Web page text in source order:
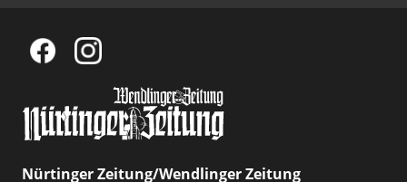
Nürtinger Zeitung/Wendlinger Zeitung